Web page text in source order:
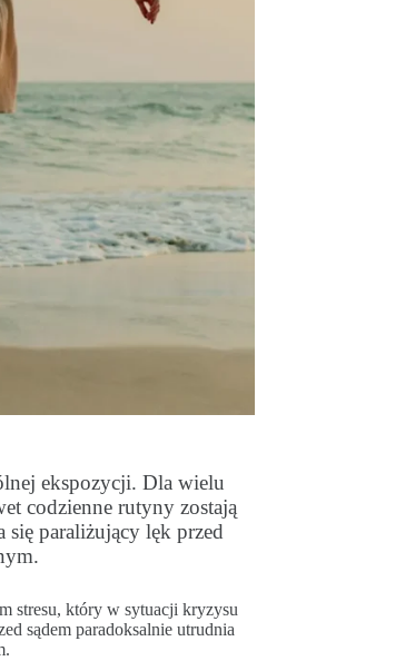
ekspozycji. Dla wielu
codzienne rutyny zostają
się paraliżujący lęk przed
stresu, który w sytuacji kryzysu
sądem paradoksalnie utrudnia